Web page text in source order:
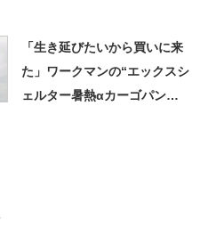
「生き延びたいから買いに来
た」ワークマンの“エックスシ
ェルター暑熱αカーゴパン